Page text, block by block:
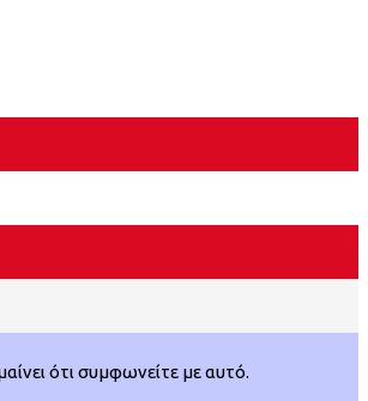
ότι συμφωνείτε με αυτό.